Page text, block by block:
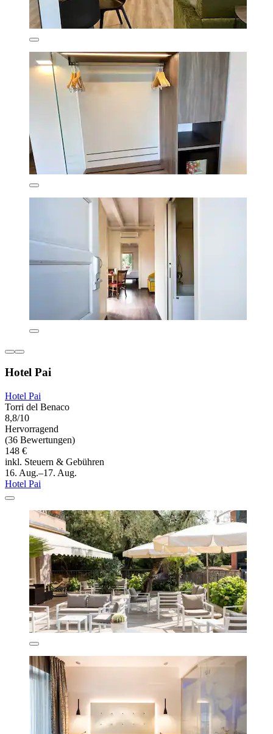
Hotel Pai
Hotel Pai
Torri del Benaco
8,8/10
Hervorragend
(36 Bewertungen)
148 €
inkl. Steuern & Gebühren
16. Aug.–17. Aug.
Hotel Pai